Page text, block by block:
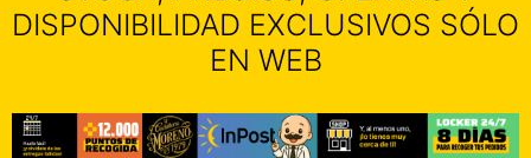
DISPONIBILIDAD EXCLUSIVOS SÓLO
EN WEB